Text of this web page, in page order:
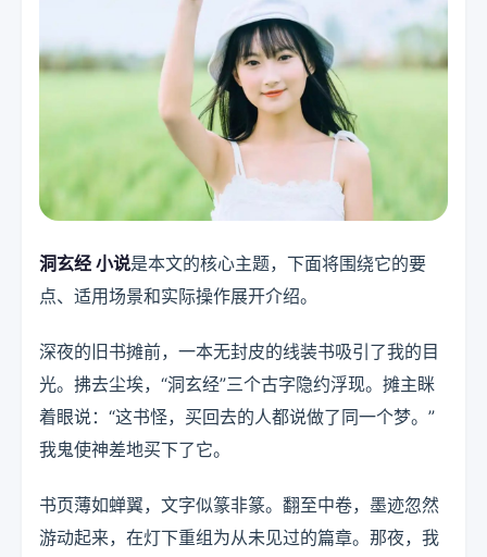
洞玄经 小说是本文的核心主题，下面将围绕它的要
点、适用场景和实际操作展开介绍。
深夜的旧书摊前，一本无封皮的线装书吸引了我的目
光。拂去尘埃，“洞玄经”三个古字隐约浮现。摊主眯
着眼说：“这书怪，买回去的人都说做了同一个梦。”
我鬼使神差地买下了它。
书页薄如蝉翼，文字似篆非篆。翻至中卷，墨迹忽然
游动起来，在灯下重组为从未见过的篇章。那夜，我